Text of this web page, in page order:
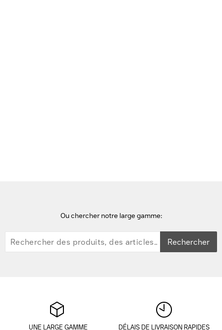
Ou chercher notre large gamme:
Rechercher
UNE LARGE GAMME DÉLAIS DE LIVRAISON RAPIDES